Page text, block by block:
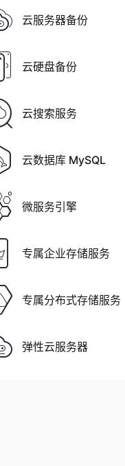
云服务器备份
云硬盘备份
云搜索服务
云数据库 MySQL
微服务引擎
专属企业存储服务
专属分布式存储服务
弹性云服务器